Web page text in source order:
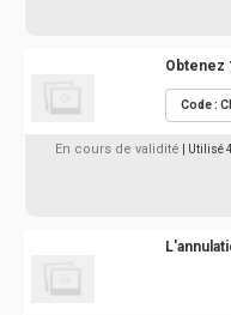
Obtenez
Code :
En cours de validité | Utilisé